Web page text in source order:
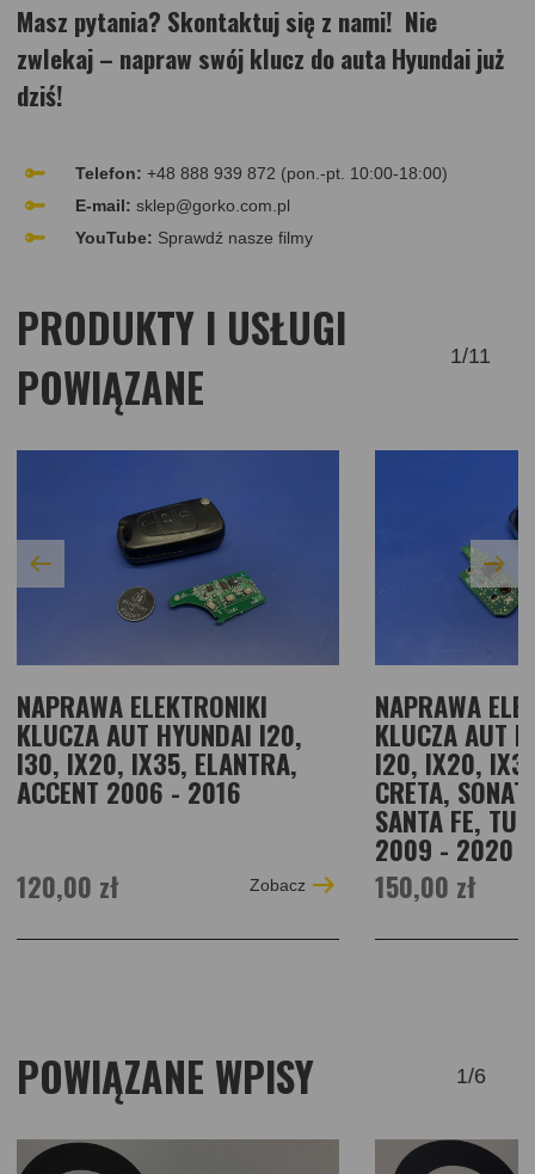
Masz pytania? Skontaktuj się z nami! Nie
zwlekaj – napraw swój klucz do auta Hyundai już
dziś!
Telefon: +48 888 939 872 (pon.-pt. 10:00-18:00)
E-mail: sklep@gorko.com.pl
YouTube: Sprawdź nasze filmy
PRODUKTY I USŁUGI
POWIĄZANE
1/11
NAPRAWA ELEKTRONIKI
KLUCZA AUT HYUNDAI I20,
I30, IX20, IX35, ELANTRA,
ACCENT 2006 - 2016
120,00 zł Zobacz
NAPRAWA
KLUCZA AUT
I20, IX20,
CRETA,
SANTA FE,
2009 - 2020
150,00 zł
POWIĄZANE WPISY 1/6